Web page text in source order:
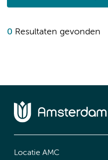
0 Resultaten gevonden
Locatie AMC